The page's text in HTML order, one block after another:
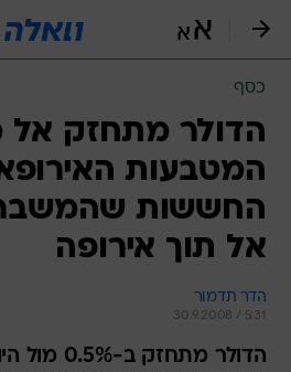
כסף
הדולר מתחזק אל
המטבעות
החששות
אל תוך אירופה
הדר תדמור
30.9.2008 / 5:31